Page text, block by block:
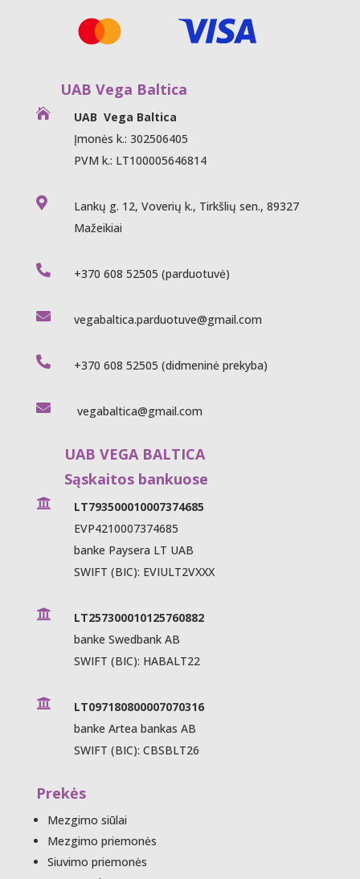
UAB Vega Baltica

UAB Vega Baltica
Įmonės k.: 302506405
PVM k.: LT100005646814

Lankų g. 12, Voverių k., Tirkšlių sen., 89327
Mažeikiai
 +370 608 52505 (parduotuvė)
 vegabaltica.parduotuve@gmail.com
 +370 608 52505 (didmeninė prekyba)
 vegabaltica@gmail.com
UAB VEGA BALTICA
Sąskaitos bankuose

LT793500010007374685
EVP4210007374685
banke Paysera LT UAB
SWIFT (BIC): EVIULT2VXXX

LT257300010125760882
banke Swedbank AB
SWIFT (BIC): HABALT22

LT097180800007070316
banke Artea bankas AB
SWIFT (BIC): CBSBLT26
Prekės
Mezgimo siūlai
Mezgimo priemonės
Siuvimo priemonės